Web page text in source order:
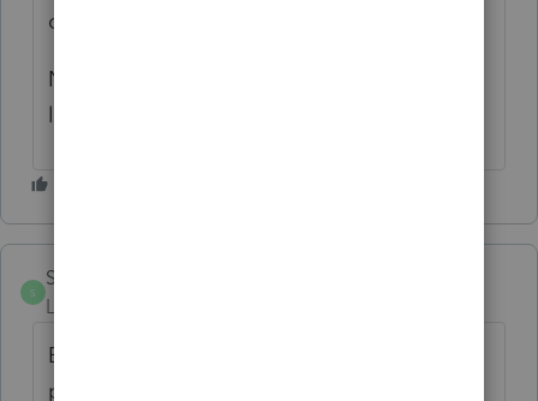
certificat de localisation.
Normalement un gain en capital (remplir
l'annexe-3).
S
Sergio4
Level 5
Étant donné que la T2091 n'a pas été
produite en 2013, tu devras la produite en